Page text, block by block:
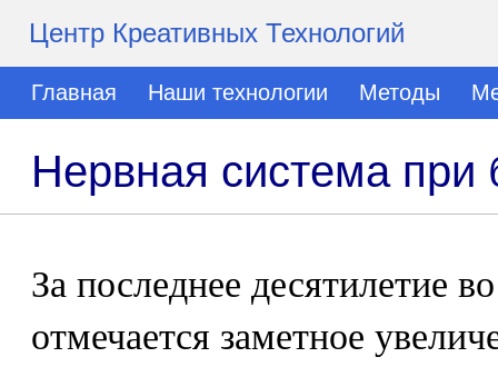
Центр Креативных Технологий
Главная Наши технологии Методы
Нервная система при
За последнее десятилетие
отмечается заметное